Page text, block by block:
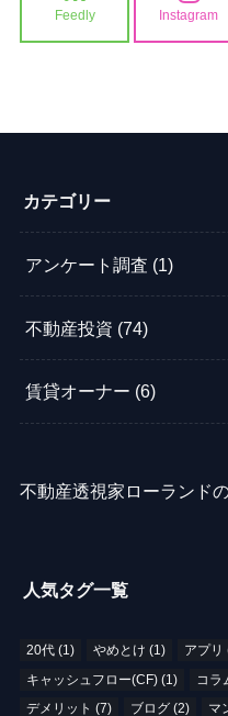
Feedly Instagram
カテゴリー
アンケート調査 (1)
不動産投資 (74)
賃貸オーナー (6)
不動産透視家ローランド
人気タグ一覧
20代(1) やめとけ (1) アプリ
キャッシュフロー(CF)(1) コラ
デメリット (7) ブログ (2) マ